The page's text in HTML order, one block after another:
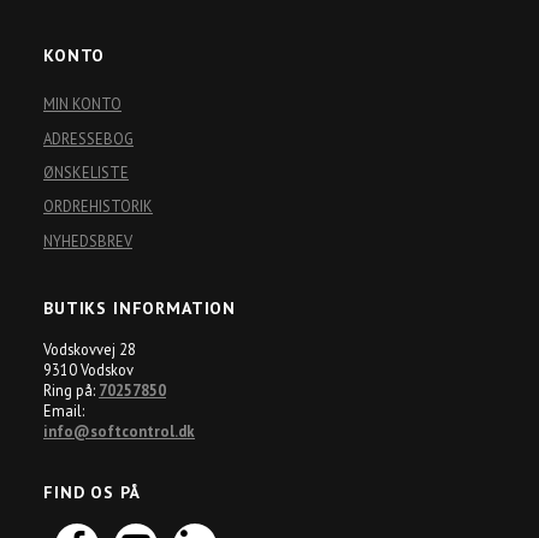
KONTO
MIN KONTO
ADRESSEBOG
ØNSKELISTE
ORDREHISTORIK
NYHEDSBREV
BUTIKS INFORMATION
Vodskovvej 28
9310 Vodskov
Ring på: 70257850
Email:
info@softcontrol.dk
FIND OS PÅ